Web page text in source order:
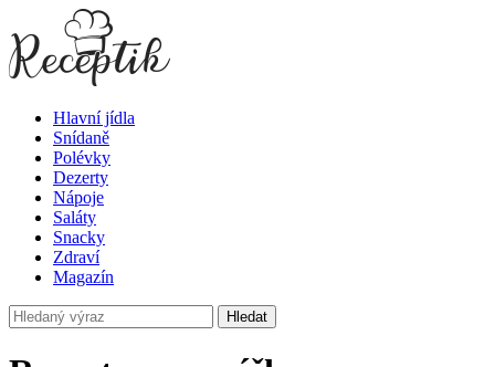
Hlavní jídla
Snídaně
Polévky
Dezerty
Nápoje
Saláty
Snacky
Zdraví
Magazín
Hledat